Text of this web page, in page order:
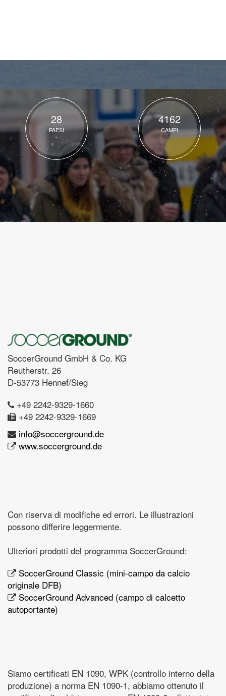
28
PAESI
4162
CAMPI
SoccerGround GmbH & Co. KG
Reutherstr. 26
D-53773 Hennef/Sieg
+49 2242-9329-1660
+49 2242-9329-1669
info@soccerground.de
www.soccerground.de
Con riserva di modifiche ed errori. Le illustrazioni
possono differire leggermente.
Ulteriori prodotti del programma SoccerGround:
SoccerGround Classic (mini-campo da calcio
originale DFB)
SoccerGround Advanced (campo di calcetto
autoportante)
Siamo certificati EN 1090, WPK (controllo interno della
produzione) a norma EN 1090-1, abbiamo ottenuto il